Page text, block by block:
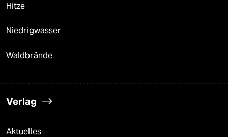
Hitze
Niedrigwasser
Waldbrände
Verlag
Aktuelles